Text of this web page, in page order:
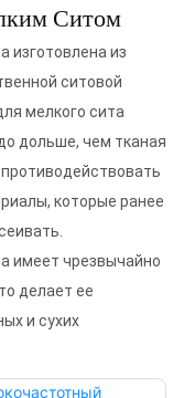
Ситом
изготовлена ​​из
ситовой
мелкого сита
дольше, чем тканая
которые ранее
имеет чрезвычайно
делает ее
и сухих